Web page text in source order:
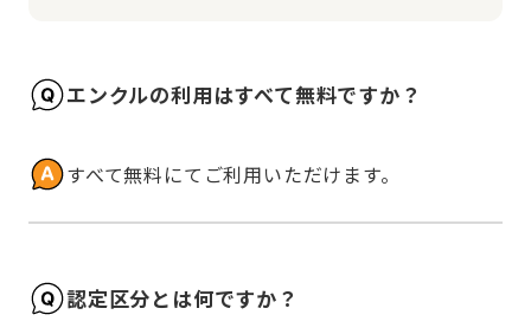
エンクルの利用はすべて無料ですか？
すべて無料にてご利用いただけます。
認定区分とは何ですか？